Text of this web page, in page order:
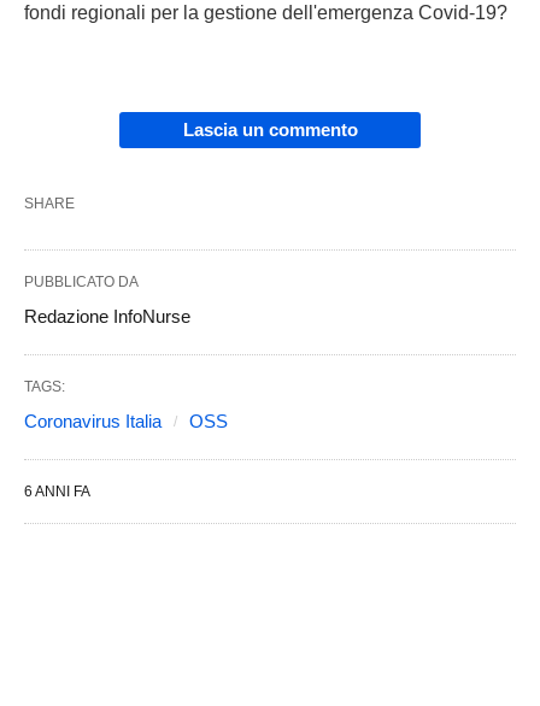
fondi regionali per la gestione dell'emergenza Covid-19?
Lascia un commento
SHARE
PUBBLICATO DA
Redazione InfoNurse
TAGS:
Coronavirus Italia OSS
6 ANNI FA